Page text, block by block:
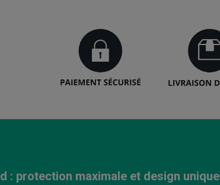
: protection maximale et design unique